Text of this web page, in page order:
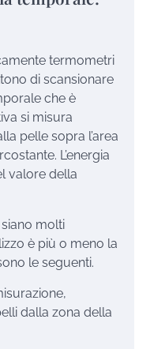
termometri
di scansionare
che è
si misura
pelle sopra l’area
L’energia
valore della
molti
è più o meno la
le seguenti.
dalla zona della